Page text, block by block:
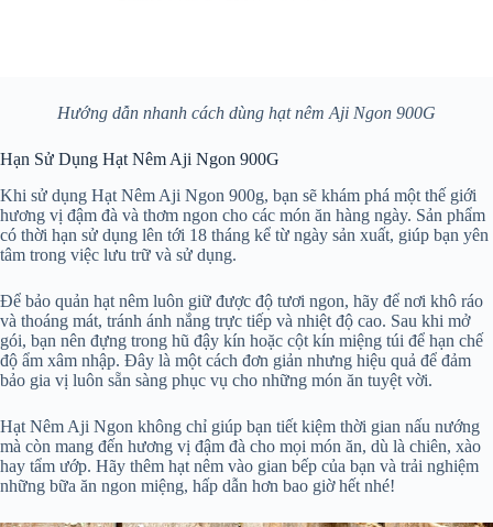
Hướng dẫn nhanh cách dùng hạt nêm Aji Ngon 900G
Hạn Sử Dụng Hạt Nêm Aji Ngon 900G
Khi sử dụng Hạt Nêm Aji Ngon 900g, bạn sẽ khám phá một thế giới
hương vị đậm đà và thơm ngon cho các món ăn hàng ngày. Sản phẩm
có thời hạn sử dụng lên tới 18 tháng kể từ ngày sản xuất, giúp bạn yên
tâm trong việc lưu trữ và sử dụng.
Để bảo quản hạt nêm luôn giữ được độ tươi ngon, hãy để nơi khô ráo
và thoáng mát, tránh ánh nắng trực tiếp và nhiệt độ cao. Sau khi mở
gói, bạn nên đựng trong hũ đậy kín hoặc cột kín miệng túi để hạn chế
độ ẩm xâm nhập. Đây là một cách đơn giản nhưng hiệu quả để đảm
bảo gia vị luôn sẵn sàng phục vụ cho những món ăn tuyệt vời.
Hạt Nêm Aji Ngon không chỉ giúp bạn tiết kiệm thời gian nấu nướng
mà còn mang đến hương vị đậm đà cho mọi món ăn, dù là chiên, xào
hay tẩm ướp. Hãy thêm hạt nêm vào gian bếp của bạn và trải nghiệm
những bữa ăn ngon miệng, hấp dẫn hơn bao giờ hết nhé!